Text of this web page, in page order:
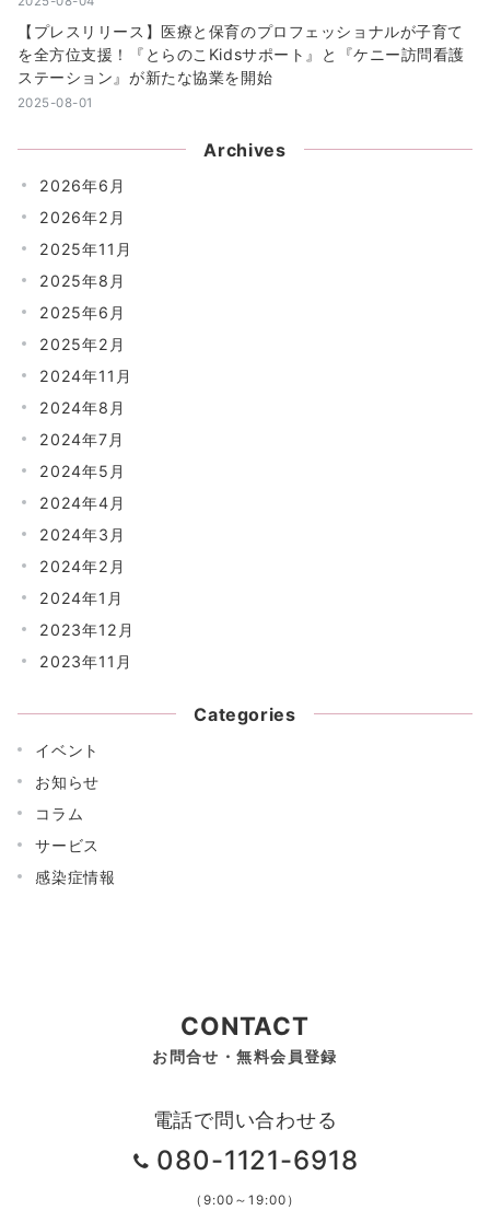
【プレスリリース】医療と保育のプロフェッショナルが子育て
を全方位支援！『とらのこKidsサポート』と『ケニー訪問看護
ステーション』が新たな協業を開始
2025-08-01
Archives
2026年6月
2026年2月
2025年11月
2025年8月
2025年6月
2025年2月
2024年11月
2024年8月
2024年7月
2024年5月
2024年4月
2024年3月
2024年2月
2024年1月
2023年12月
2023年11月
Categories
イベント
お知らせ
コラム
サービス
感染症情報
CONTACT
お問合せ・無料会員登録
電話で問い合わせる
080-1121-6918
（9:00～19:00）